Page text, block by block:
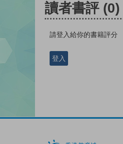
讀者書評 (0)
請登入給你的書籍評分
登入